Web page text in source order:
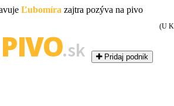
Ľubomíra zajtra pozýva na pivo
PIVO.sk Pridaj podnik
(U